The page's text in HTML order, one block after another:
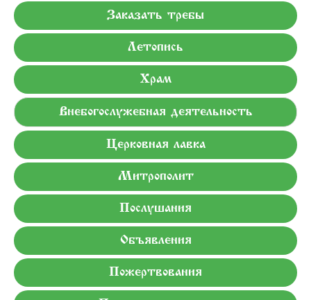
Заказать требы
Летопись
Храм
Внебогослужебная деятельность
Церковная лавка
Митрополит
Послушания
Объявления
Пожертвования